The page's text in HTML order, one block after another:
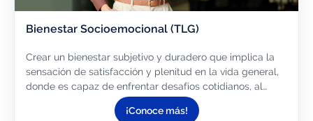
Bienestar Socioemocional (TLG)
Crear un bienestar subjetivo y duradero que implica la
sensación de satisfacción y plenitud en la vida general,
donde es capaz de enfrentar desafíos cotidianos, al
tiempo que disfruta de experiencias positivas a través...
¡Conoce más!